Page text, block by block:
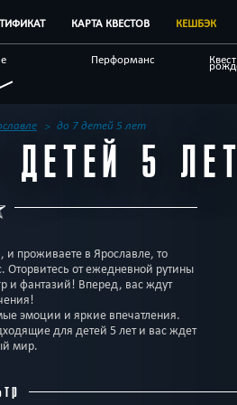
КАРТА КВЕСТОВ КЕШБЭК
Перформанс
По фильму
город
до 7 детей 5 лет
5 ЛЕТ
и проживаете в Ярославле, то
от ежедневной рутины
и фантазий! Вперед, вас ждут
эмоции и яркие впечатления.
для детей 5 лет и вас ждет
мир.